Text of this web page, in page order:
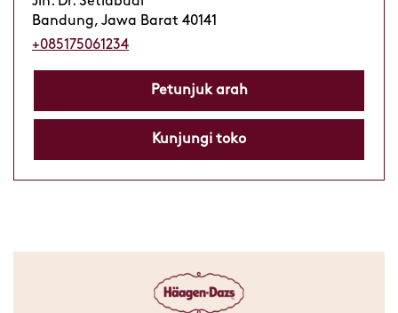
Bandung, Jawa Barat 40141
+085175061234‬
Petunjuk arah
Kunjungi toko